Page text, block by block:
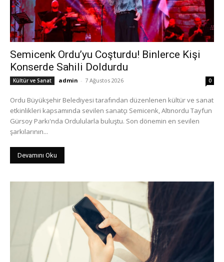
Semicenk Ordu’yu Coşturdu! Binlerce Kişi
Konserde Sahili Doldurdu
Kültür ve Sanat admin - 7 Ağustos 2026 0
Ordu Büyükşehir Belediyesi tarafından düzenlenen kültür ve sanat
etkinlikleri kapsamında sevilen sanatçı Semicenk, Altınordu Tayfun
Gürsoy Parkı'nda Ordulularla buluştu. Son dönemin en sevilen
şarkılarının...
Devamını Oku